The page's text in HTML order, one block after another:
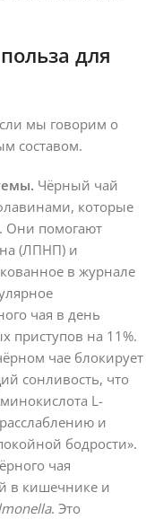
для
мы говорим о
составом.
Чёрный чай
которые
Они помогают
(ЛПНП) и
в журнале
чая в день
приступов на 11%.
чае блокирует
сонливость, что
L-
и
бодрости».
чая
в кишечнике и
. Это